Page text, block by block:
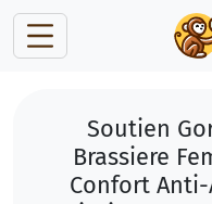
Soutien
Brassiere
Confort